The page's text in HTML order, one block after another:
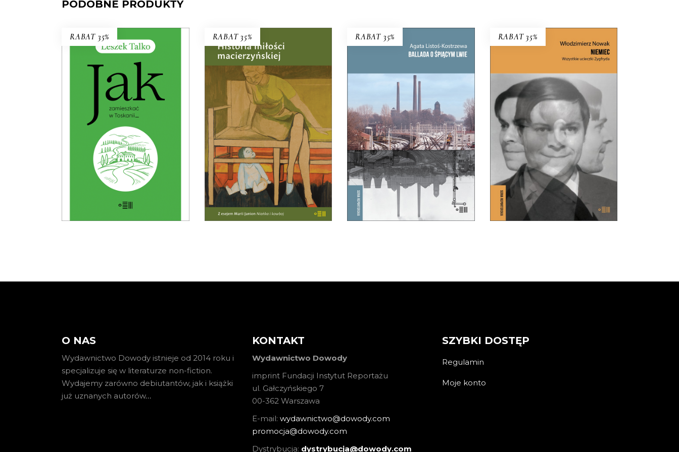
PODOBNE PRODUKTY
RABAT 35%
E-BOOK DO
KOSZYKA
JAK ZAMIESZKAĆ W
TOSKANII
Premiera: 19 maja 2026
49.99 zł 32.49
KSIĄŻKA DO
KOSZYKA
RABAT 35%
HISTORIA MIŁOŚCI
MACIERZYŃSKIEJ
PREMIERA w kwietniu
95.00 61.75 zł
KSIĄŻKA DO
KOSZYKA
RABAT 35%
E-BOOK DO
BALLADA O ŚPIĄCYM
LWIE
To, co zdecydowało o powstaniu
Bytomia, jego bogactwie i
tradycji, miało stać się jego
zagładą.
61.00zł 39.65zł
KSIĄŻKA DO
KOSZYKA
RABAT 35%
E-BOOK DO
KOSZYKA
UCIECZKI ZYGFRYDA
Czy Zygfryd Kapela zdradził
Niemcy z Polską, czy Polskę z
Niemcami?
61.00 39.65 zł
KSIĄŻKA DO
KOSZYKA
O NAS
Wydawnictwo Dowody istnieje od 2014 roku i
specjalizuje się w literaturze non-fiction.
Wydajemy zarówno debiutantów, jak i książki
już uznanych autorów…
KONTAKT
Wydawnictwo Dowody
imprint Fundacji Instytut Reportażu
ul. Gałczyńskiego 7
00-362 Warszawa
E-mail: wydawnictwo@dowody.com
promocja@dowody.com
Dystrybucja: dystrybucja@dowody.com
SZYBKI DOSTĘP
Regulamin
Moje konto